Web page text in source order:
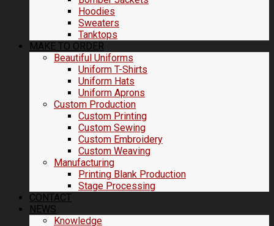
Hoodies
Sweaters
Tanktops
MAKE TO ORDER
Beautiful Uniforms
Uniform T-Shirts
Uniform Hats
Uniform Aprons
Custom Production
Custom Printing
Custom Sewing
Custom Embroidery
Custom Weaving
Manufacturing
Printing Blank Production
Stage Processing
CONTACT
NEWS
Knowledge